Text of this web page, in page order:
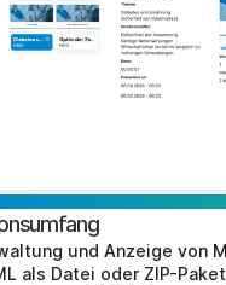
und Anzeige von
als Datei oder ZIP-Paket